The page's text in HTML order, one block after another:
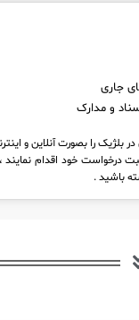
جاری
و مدارک
را بصورت آنلاین و
خود اقدام نمایند
باشید .